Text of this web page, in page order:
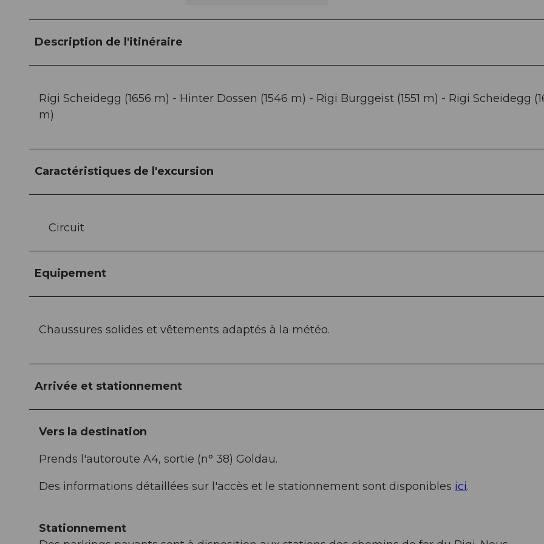
Description de l'itinéraire
Rigi Scheidegg (1656 m) - Hinter Dossen (1546 m) - Rigi Burggeist (1551 m) - Rigi Scheidegg
m)
Caractéristiques de l'excursion
Circuit
Equipement
Chaussures solides et vêtements adaptés à la météo.
Arrivée et stationnement
Vers la destination
Prends l'autoroute A4, sortie (n° 38) Goldau.
Des informations détaillées sur l'accès et le stationnement sont disponibles ici.
Stationnement